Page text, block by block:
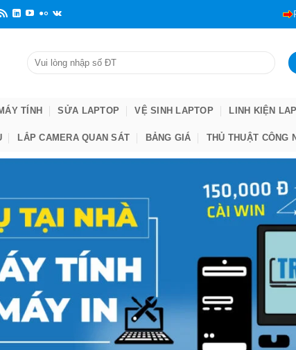
TÍNH SỬA LAPTOP VỆ SINH LAPTOP LINH KIỆN
LẮP CAMERA QUAN SÁT BẢNG GIÁ THỦ THUẬT CÔNG